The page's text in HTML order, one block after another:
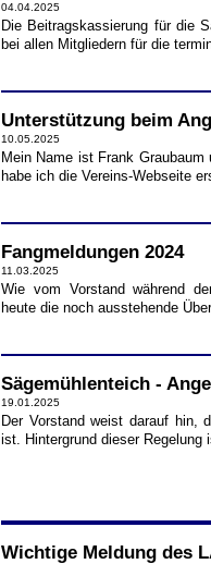
04.04.2025
Die Beitragskassierung für die
bei allen Mitgliedern für die
Unterstützung beim
10.05.2025
Mein Name ist Frank
habe ich die Vereins-Webseite
Fangmeldungen 2024
11.03.2025
Wie vom Vorstand während
heute die noch ausstehende
Sägemühlenteich -
19.01.2025
Der Vorstand weist darauf hin,
ist. Hintergrund dieser Regelung
Wichtige Meldung des